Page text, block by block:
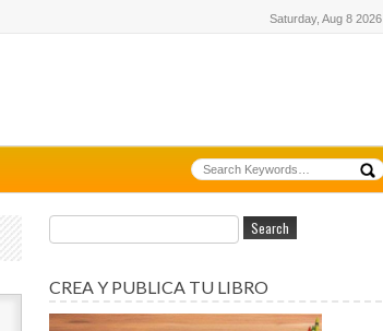
Saturday, Aug 8 2026
CREA Y PUBLICA TU LIBRO